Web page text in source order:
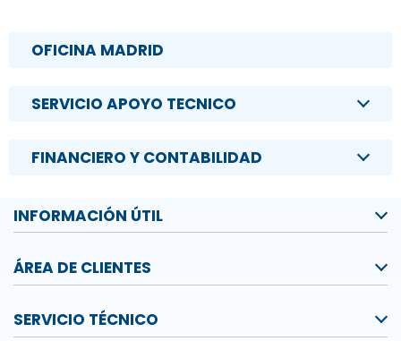
OFICINA MADRID
SERVICIO APOYO TECNICO
FINANCIERO Y CONTABILIDAD
INFORMACIÓN ÚTIL
ÁREA DE CLIENTES
SERVICIO TÉCNICO